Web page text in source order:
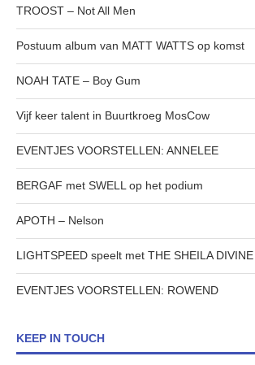
TROOST – Not All Men
Postuum album van MATT WATTS op komst
NOAH TATE – Boy Gum
Vijf keer talent in Buurtkroeg MosCow
EVENTJES VOORSTELLEN: ANNELEE
BERGAF met SWELL op het podium
APOTH – Nelson
LIGHTSPEED speelt met THE SHEILA
EVENTJES VOORSTELLEN: ROWEND
KEEP IN TOUCH